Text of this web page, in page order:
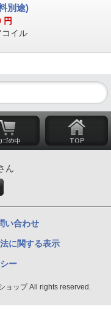
別途)
円
イル
ん
い合わせ
に関する表示
ー
ップ All rights reserved.